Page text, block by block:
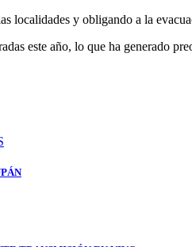
localidades y obligando a la
este año, lo que ha generado